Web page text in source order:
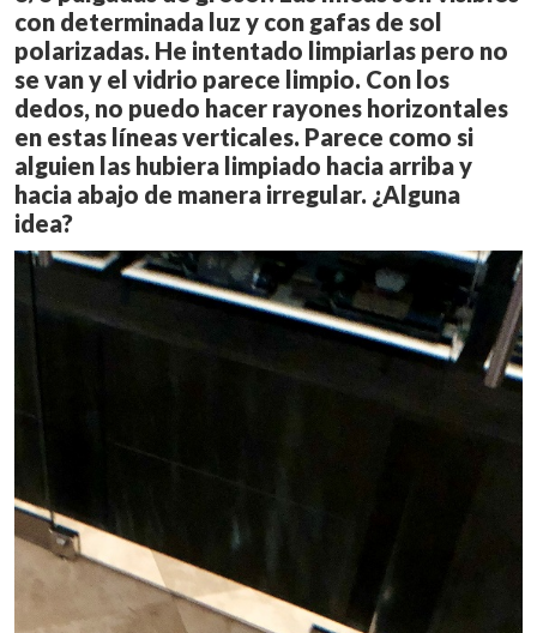
con determinada luz y con gafas de sol
polarizadas. He intentado limpiarlas pero no
se van y el vidrio parece limpio. Con los
dedos, no puedo hacer rayones horizontales
en estas líneas verticales. Parece como si
alguien las hubiera limpiado hacia arriba y
hacia abajo de manera irregular. ¿Alguna
idea?